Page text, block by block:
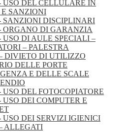
USO DEL CELLULARE IN
E SANZIONI
SANZIONI DISCIPLINARI
ORGANO DI GARANZIA
USO DI AULE SPECIALI –
– PALESTRA
DIVIETO DI UTILIZZO
DELLE PORTE
E DELLE SCALE
USO DEL FOTOCOPIATORE
USO DEI COMPUTER E
USO DEI SERVIZI IGIENICI
ALLEGATI